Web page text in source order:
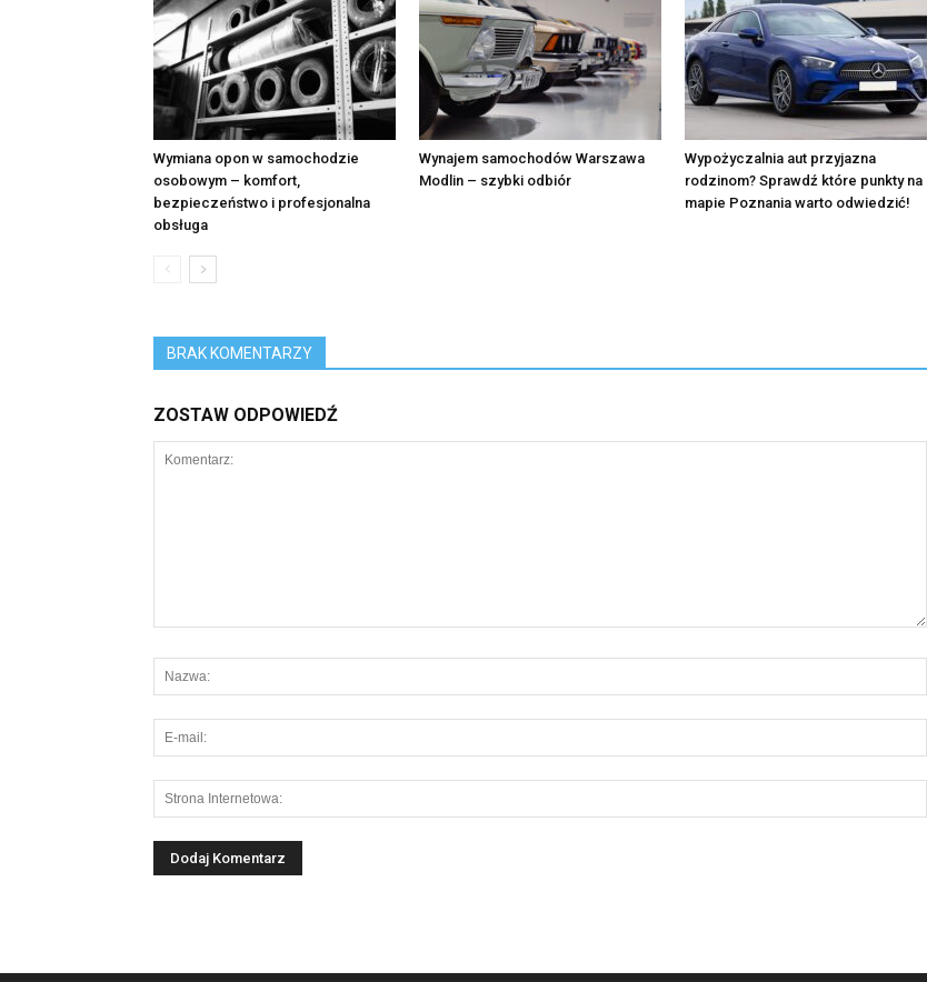
Wymiana opon w samochodzie
osobowym – komfort,
bezpieczeństwo i profesjonalna
obsługa
Wynajem samochodów Warszawa
Modlin – szybki odbiór
Wypożyczalnia aut przyjazna
rodzinom? Sprawdź które punkty na
mapie Poznania warto odwiedzić!
BRAK KOMENTARZY
ZOSTAW ODPOWIEDŹ